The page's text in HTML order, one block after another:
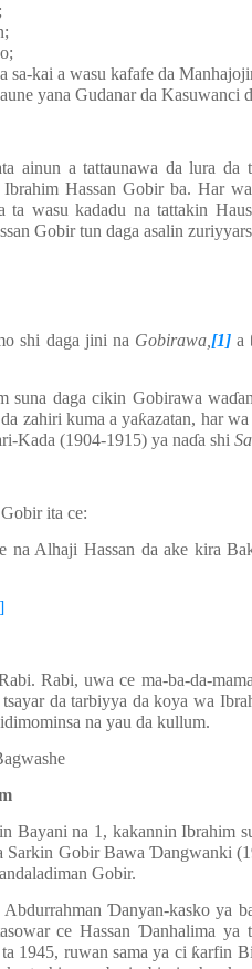
sa-kai a wasu kafafe da
yana Gudanar da Kasuwanci
ainun a tattaunawa da lura da
Ibrahim Hassan Gobir ba. Har
ta wasu kadadu na tattakin
Gobir tun daga asalin
shi daga jini na Gobirawa, [1] a
suna daga cikin Gobirawa waɗ
zahiri kuma a yaƙazatan, har
Kada (1904-1915) ya naɗa shi
ita ce:
na Alhaji Hassan da ake kira
Rabi, uwa ce ma-ba-da-
da tarbiyya da koya wa
na yau da kullum.
Bayani na 1, kakannin Ibrahim
Sarkin Gobir Bawa Ɗangwanki
andaladiman Gobir.
Ɗanyan-kasko ya
ce Hassan Ɗanhalima ya
1945, ruwan sama ya ci ƙarfin